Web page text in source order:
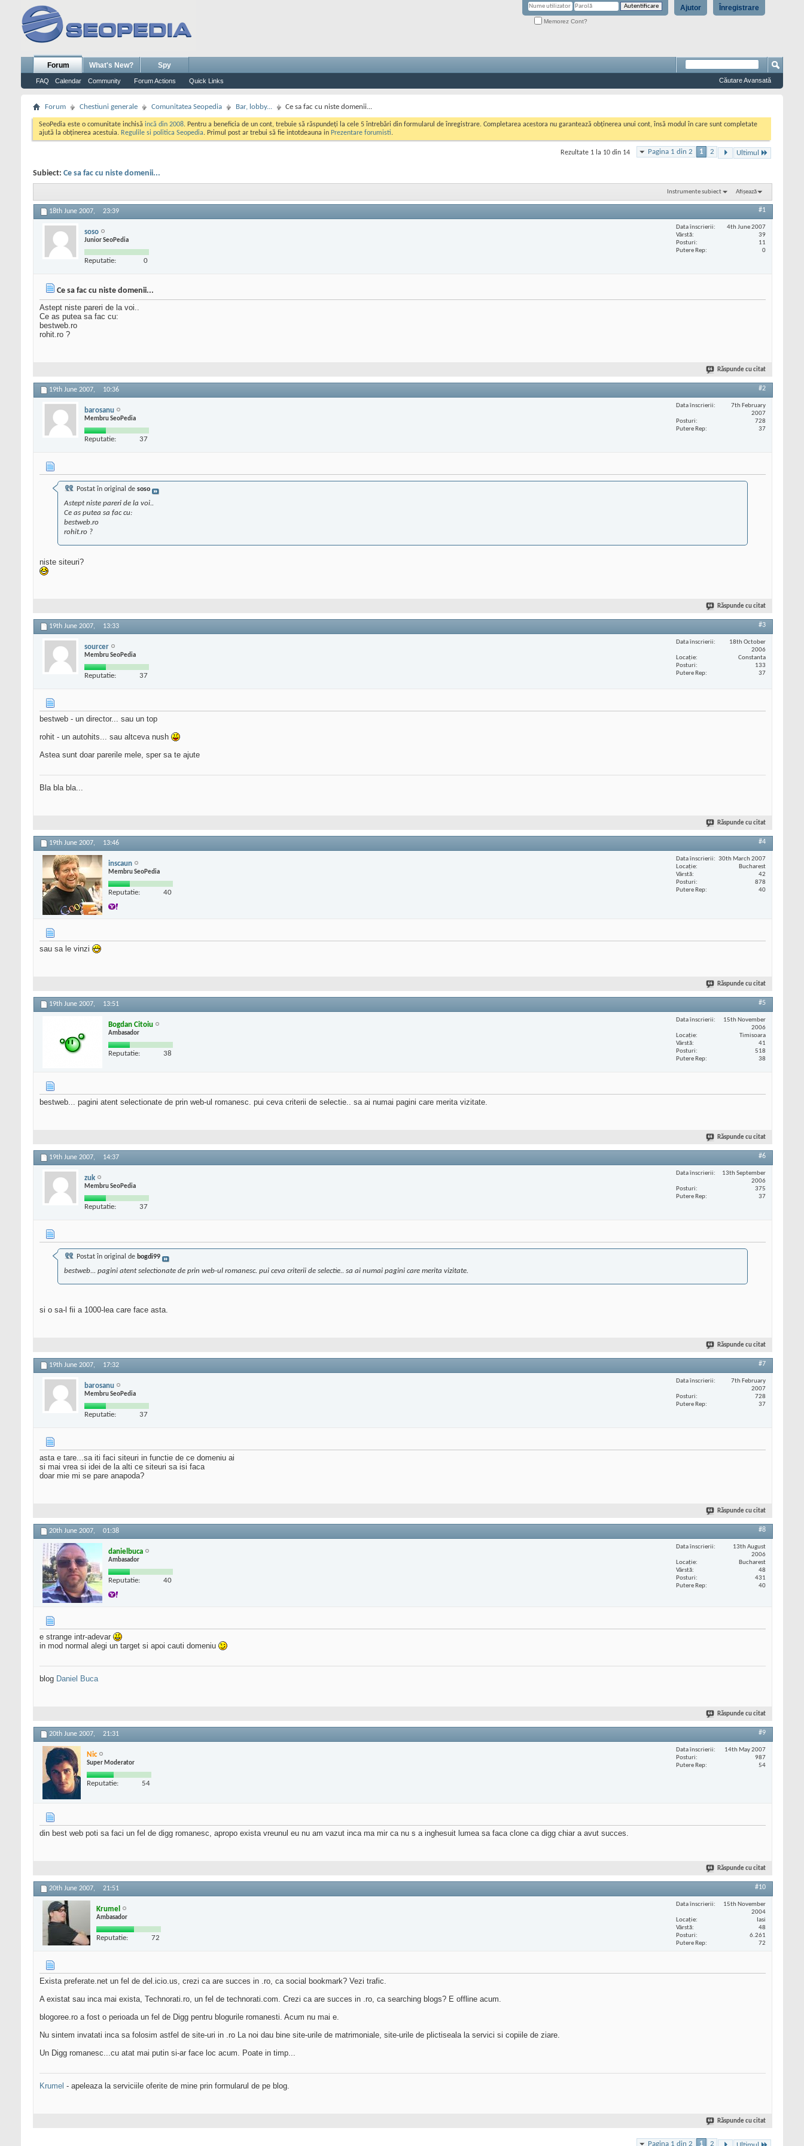
Înregistrare
Ajutor
Memorez Cont?
Forum
FAQ Calendar Community Forum Actions Quick Links
What's New? Spy
Căutare Avansată
Forum Chestiuni generale Comunitatea Seopedia Bar, lobby... Ce sa fac cu niste domenii...
SeoPedia este o comunitate inchisă incă din 2008. Pentru a beneficia de un cont, trebuie să răspundeți la cele 5 întrebări din formularul de înregistrare. Completarea acestora nu garantează obținerea unui cont, însă modul în care sunt completate
ajută la obținerea acestuia. Regulile si politica Seopedia. Primul post ar trebui să fie intotdeauna in Prezentare forumisti.
Pagina 1 din 2 1 2 Ultimul
Rezultate 1 la 10 din 14
Subiect: Ce sa fac cu niste domenii...
Instrumente subiect Afișează
18th June 2007, 23:39 #1
soso
Junior SeoPedia
Reputatie: 0
Data înscrierii
4th June 2007
Vârstă
39
Posturi
11
Putere Rep
0
Ce sa fac cu niste domenii...
Astept niste pareri de la voi..
Ce as putea sa fac cu:
bestweb.ro
rohit.ro ?
Răspunde cu citat
19th June 2007, 10:36 #2
barosanu
Membru SeoPedia
Reputatie: 37
Data înscrierii
7th February
2007
Posturi
728
Putere Rep
37
Postat în original de soso
Astept niste pareri de la voi..
Ce as putea sa fac cu:
bestweb.ro
rohit.ro ?
niste siteuri?
Răspunde cu citat
19th June 2007, 13:33 #3
sourcer
Membru SeoPedia
Reputatie: 37
Data înscrierii
18th October
2006
Locaţie
Constanta
Posturi
133
Putere Rep
37
bestweb - un director... sau un top
rohit - un autohits... sau altceva nush
Astea sunt doar parerile mele, sper sa te ajute
Bla bla bla...
Răspunde cu citat
19th June 2007, 13:46 #4
inscaun
Membru SeoPedia
Reputatie: 40
Data înscrierii
30th March 2007
Locaţie
Bucharest
Vârstă
42
Posturi
878
Putere Rep
40
sau sa le vinzi
Răspunde cu citat
19th June 2007, 13:51 #5
Bogdan Citoiu
Ambasador
Reputatie: 38
Data înscrierii
15th November
2006
Locaţie
Timisoara
Vârstă
41
Posturi
518
Putere Rep
38
bestweb... pagini atent selectionate de prin web-ul romanesc. pui ceva criterii de selectie.. sa ai numai pagini care merita vizitate.
Răspunde cu citat
19th June 2007, 14:37 #6
zuk
Membru SeoPedia
Reputatie: 37
Data înscrierii
13th September
2006
Posturi
375
Putere Rep
37
Postat în original de bogdi99
bestweb... pagini atent selectionate de prin web-ul romanesc. pui ceva criterii de selectie.. sa ai numai pagini care merita vizitate.
si o sa-l fii a 1000-lea care face asta.
Răspunde cu citat
19th June 2007, 17:32 #7
barosanu
Membru SeoPedia
Reputatie: 37
Data înscrierii
7th February
2007
Posturi
728
Putere Rep
37
asta e tare...sa iti faci siteuri in functie de ce domeniu ai
si mai vrea si idei de la alti ce siteuri sa isi faca
doar mie mi se pare anapoda?
Răspunde cu citat
20th June 2007, 01:38 #8
danielbuca
Ambasador
Reputatie: 40
Data înscrierii
13th August
2006
Locaţie
Bucharest
Vârstă
48
Posturi
431
Putere Rep
40
e strange intr-adevar
in mod normal alegi un target si apoi cauti domeniu
blog Daniel Buca
Răspunde cu citat
20th June 2007, 21:31 #9
Nic
Super Moderator
Reputatie: 54
Data înscrierii
14th May 2007
Posturi
987
Putere Rep
54
din best web poti sa faci un fel de digg romanesc, apropo exista vreunul eu nu am vazut inca ma mir ca nu s a inghesuit lumea sa faca clone ca digg chiar a avut succes.
Răspunde cu citat
20th June 2007, 21:51 #10
Krumel
Ambasador
Reputatie: 72
Data înscrierii
15th November
2004
Locaţie
Iasi
Vârstă
48
Posturi
6.261
Putere Rep
72
Exista preferate.net un fel de del.icio.us, crezi ca are succes in .ro, ca social bookmark? Vezi trafic.
A existat sau inca mai exista, Technorati.ro, un fel de technorati.com. Crezi ca are succes in .ro, ca searching blogs? E offline acum.
blogoree.ro a fost o perioada un fel de Digg pentru blogurile romanesti. Acum nu mai e.
Nu sintem invatati inca sa folosim astfel de site-uri in .ro La noi dau bine site-urile de matrimoniale, site-urile de plictiseala la servici si copiile de ziare.
Un Digg romanesc...cu atat mai putin si-ar face loc acum. Poate in timp...
Krumel - apeleaza la serviciile oferite de mine prin formularul de pe blog.
Răspunde cu citat
Pagina 1 din 2 1 2